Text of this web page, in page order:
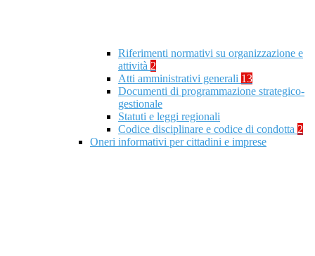
Riferimenti normativi su organizzazione e
attività 2
Atti amministrativi generali 13
Documenti di programmazione strategico-
gestionale
Statuti e leggi regionali
Codice disciplinare e codice di condotta 2
Oneri informativi per cittadini e imprese